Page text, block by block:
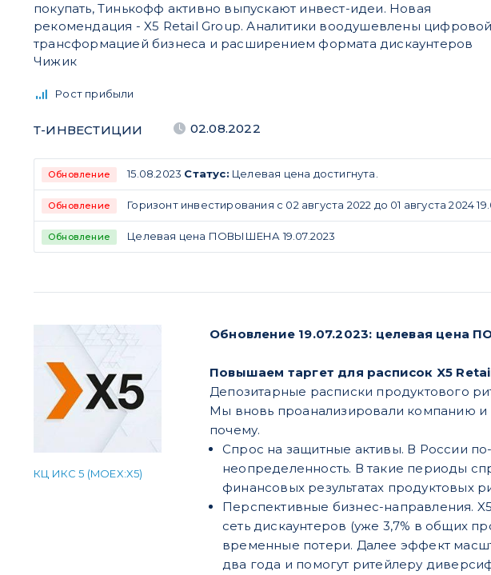
покупать, Тинькофф активно выпускают инвест-идеи. Новая
рекомендация - X5 Retail Group. Аналитики воодушевлены цифровой
трансформацией бизнеса и расширением формата дискаунтеров
Чижик
Рост прибыли
Т-ИНВЕСТИЦИИ 02.08.2022
Обновление 15.08.2023 Статус: Целевая цена достигнута.
Обновление Горизонт инвестирования с 02 августа 2022 до 01 августа 2024
Обновление Целевая цена ПОВЫШЕНА 19.07.2023
КЦ ИКС 5 (MOEX:X5)
Обновление 19.07.2023: целевая цена
​​Повышаем таргет для расписок X5
Депозитарные расписки продуктового
Мы вновь проанализировали компанию и
почему.
Спрос на защитные активы. В России
неопределенность. В такие периоды
финансовых результатах продуктовых
Перспективные бизнес-направления.
сеть дискаунтеров (уже 3,7% в общих
временные потери. Далее эффект
два года и помогут ритейлеру